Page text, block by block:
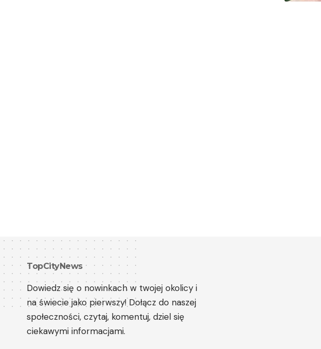
TopCityNews
Dowiedz się o nowinkach w twojej okolicy i
na świecie jako pierwszy! Dołącz do naszej
społeczności, czytaj, komentuj, dziel się
ciekawymi informacjami.